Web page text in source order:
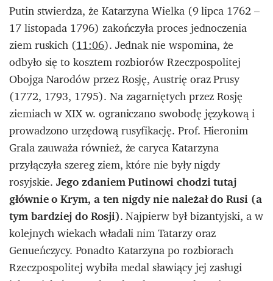
Putin stwierdza, że Katarzyna Wielka (9 lipca 1762 –
17 listopada 1796) zakończyła proces jednoczenia
ziem ruskich (11:06). Jednak nie wspomina, że
odbyło się to kosztem rozbiorów Rzeczpospolitej
Obojga Narodów przez Rosję, Austrię oraz Prusy
(1772, 1793, 1795). Na zagarniętych przez Rosję
ziemiach w XIX w. ograniczano swobodę językową i
prowadzono urzędową rusyfikację.Prof. Hieronim
Grala zauważa również, że carycaKatarzyna
przyłączyła szereg ziem, które nie były nigdy
rosyjskie.Jego zdaniem Putinowi chodzi tutaj
głównie o Krym, a ten nigdy nie należał do Rusi (a
tym bardziej do Rosji). Najpierw był bizantyjski, a w
kolejnych wiekach władali nim Tatarzy oraz
Genueńczycy. Ponadto Katarzyna po rozbiorach
Rzeczpospolitej wybiła medal sławiący jej zasługi